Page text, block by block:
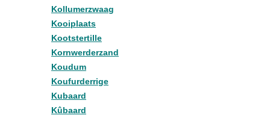
Kollumerzwaag
Kooiplaats
Kootstertille
Kornwerderzand
Koudum
Koufurderrige
Kubaard
Kûbaard